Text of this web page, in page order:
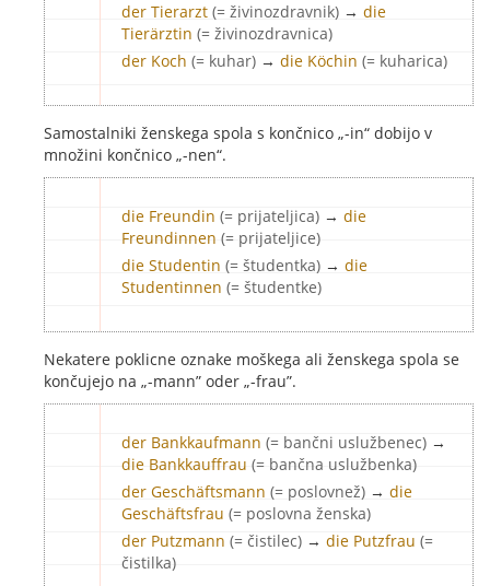
der Tierarzt (= živinozdravnik) → die
Tierärztin (= živinozdravnica)
der Koch (= kuhar) → die Köchin (= kuharica)
Samostalniki ženskega spola s končnico „-in“ dobijo v
množini končnico „-nen“.
die Freundin (= prijateljica) → die
Freundinnen (= prijateljice)
die Studentin (= študentka) → die
Studentinnen (= študentke)
Nekatere poklicne oznake moškega ali ženskega spola se
končujejo na „-mann” oder „-frau”.
der Bankkaufmann (= bančni uslužbenec) →
die Bankkauffrau (= bančna uslužbenka)
der Geschäftsmann (= poslovnež) → die
Geschäftsfrau (= poslovna ženska)
der Putzmann (= čistilec) → die Putzfrau (=
čistilka)